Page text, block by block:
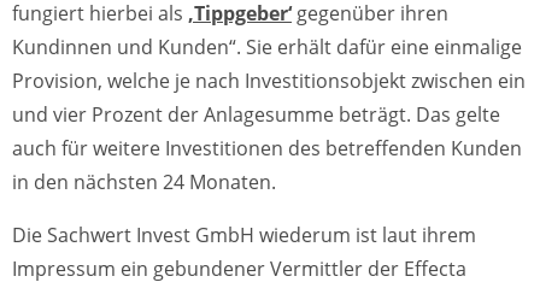
fungiert hierbei als ‚Tippgeber‘gegenüber ihren
Kundinnen und Kunden“. Sie erhält dafür eine einmalige
Provision, welche je nach Investitionsobjekt zwischen ein
und vier Prozent der Anlagesumme beträgt. Das gelte
auch für weitere Investitionen des betreffenden Kunden
in den nächsten 24 Monaten.
Die Sachwert Invest GmbH wiederum ist laut ihrem
Impressum ein gebundener Vermittler der Effecta